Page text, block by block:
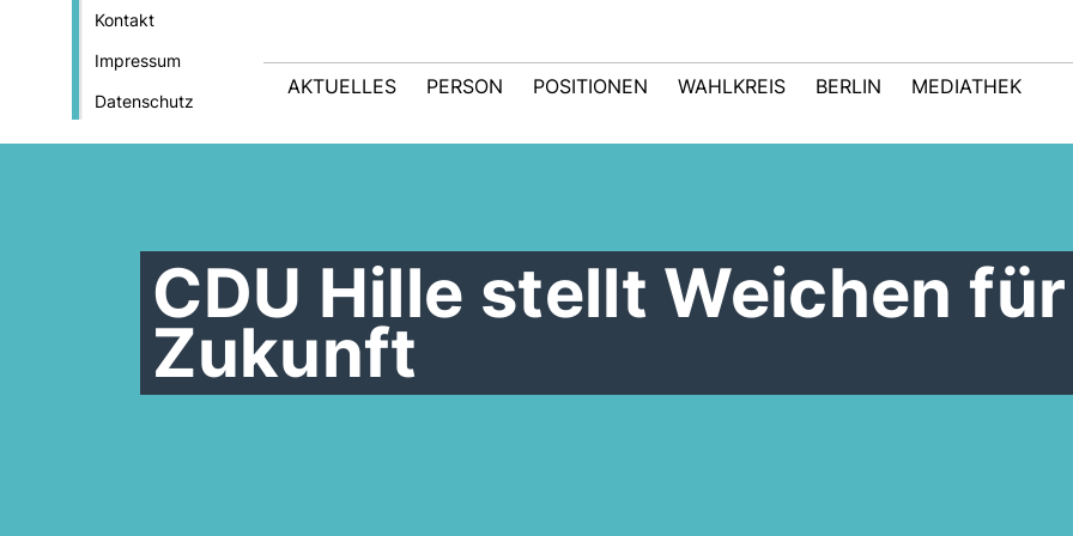
Kontakt
Impressum
Datenschutz
AKTUELLES PERSON POSITIONEN WAHLKREIS BERLIN MEDIATHEK
CDU Hille stellt Weichen
Zukunft